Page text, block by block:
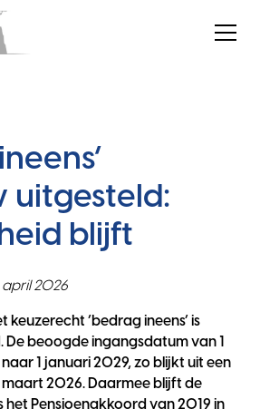
uitgesteld:
blijft
april 2026
keuzerecht ‘bedrag ineens’ is
beoogde ingangsdatum van 1
1 januari 2029, zo blijkt uit een
2026. Daarmee blijft de
het Pensioenakkoord van 2019 in